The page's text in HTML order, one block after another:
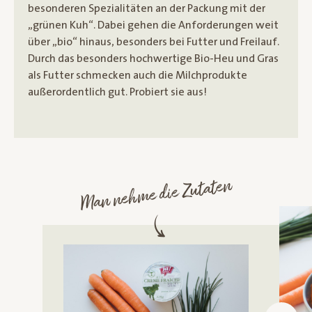
besonderen Spezialitäten an der Packung mit der
„grünen Kuh“. Dabei gehen die Anforderungen weit
über „bio“ hinaus, besonders bei Futter und Freilauf.
Durch das besonders hochwertige Bio-Heu und Gras
als Futter schmecken auch die Milchprodukte
außerordentlich gut. Probiert sie aus!
Man nehme die Zutaten